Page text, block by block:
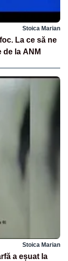
Stoica Marian
La ce să ne
la ANM
Stoica Marian
a eșuat la